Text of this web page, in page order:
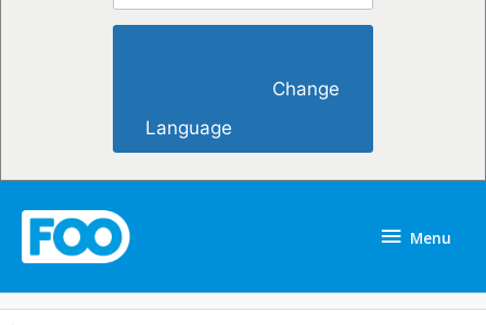
Language
Menu